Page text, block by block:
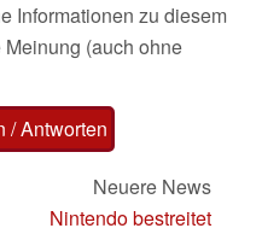
Informationen zu diesem
(auch ohne
/ Antworten
Neuere News
Nintendo bestreitet